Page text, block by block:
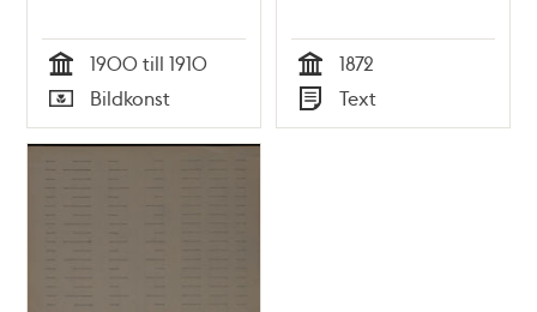
Tid
1900 till 1910
Typ
Bildkonst Tid
1872
Typ
Text